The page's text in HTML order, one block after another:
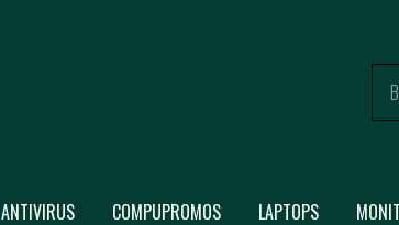
ANTIVIRUS COMPUPROMOS LAPTOPS